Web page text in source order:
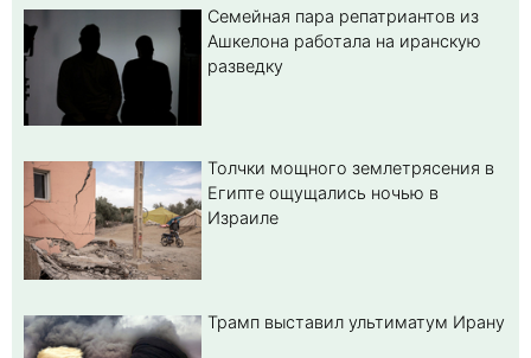
Семейная пара репатриантов из
Ашкелона работала на иранскую
разведку
Толчки мощного землетрясения в
Египте ощущались ночью в
Израиле
Трамп выставил ультиматум Ирану